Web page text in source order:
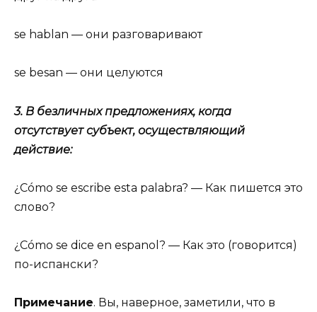
se hablan — они разговаривают
se besan — они целуются
3. В безличных предложениях, когда
отсутствует субъект, осуществляющий
действие:
¿Cómo se escribe esta palabra? — Как пишется это
слово?
¿Cómo se dice en espanol? — Как это (говорится)
по-испански?
Примечание. Вы, наверное, заметили, что в